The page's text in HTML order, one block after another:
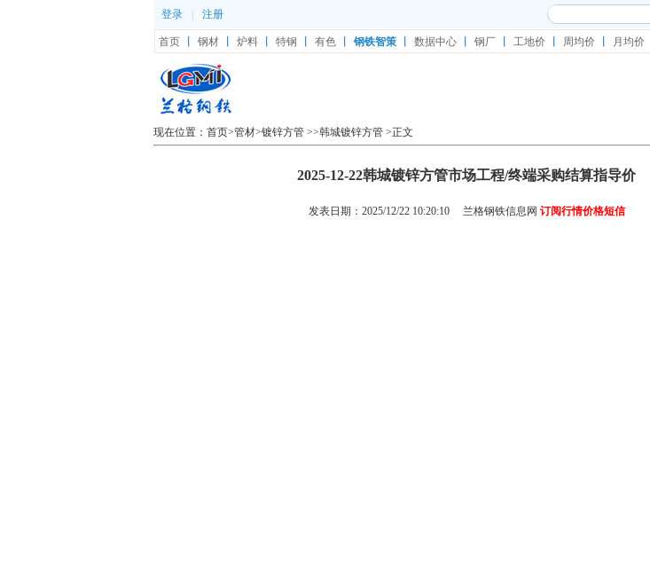
登录 注册
首页 钢材 炉料 特钢 有色 钢铁智策 数据中心 钢厂 工地价 周均价 月均价
现在位置： 首页>管材>镀锌方管 >>韩城镀锌方管 >正文
2025-12-22韩城镀锌方管市场工程/终端采购结算指导价
发表日期：2025/12/22 10:20:10 兰格钢铁信息网 订阅行情价格短信